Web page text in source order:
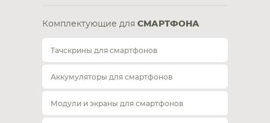
Комплектующие для СМАРТФОНА
Тачскрины для смартфонов
Аккумуляторы для смартфонов
Модули и экраны для смартфонов